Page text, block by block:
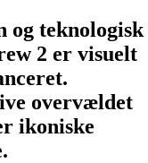
og teknologisk
2 er visuelt
overvældet
ikoniske